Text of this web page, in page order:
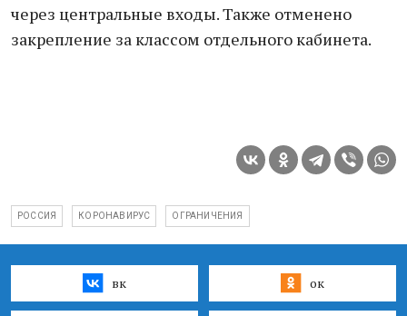
через центральные входы. Также отменено
закрепление за классом отдельного кабинета.
РОССИЯ КОРОНАВИРУС ОГРАНИЧЕНИЯ
вк ок